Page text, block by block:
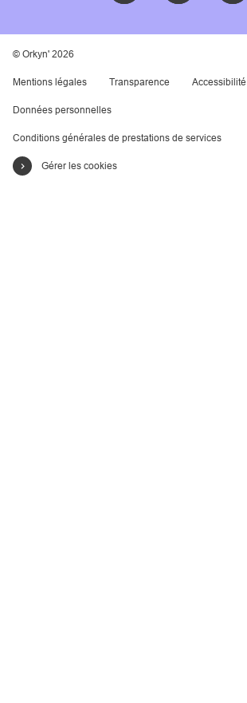
© Orkyn' 2026
Mentions légales Transparence Accessibilité
Données personnelles
Conditions générales de prestations de services
Gérer les cookies